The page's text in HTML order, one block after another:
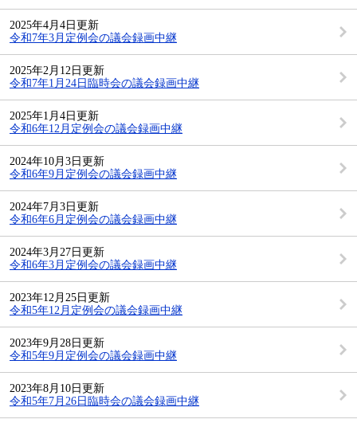
2025年4月4日更新
令和7年3月定例会の議会録画中継
2025年2月12日更新
令和7年1月24日臨時会の議会録画中継
2025年1月4日更新
令和6年12月定例会の議会録画中継
2024年10月3日更新
令和6年9月定例会の議会録画中継
2024年7月3日更新
令和6年6月定例会の議会録画中継
2024年3月27日更新
令和6年3月定例会の議会録画中継
2023年12月25日更新
令和5年12月定例会の議会録画中継
2023年9月28日更新
令和5年9月定例会の議会録画中継
2023年8月10日更新
令和5年7月26日臨時会の議会録画中継